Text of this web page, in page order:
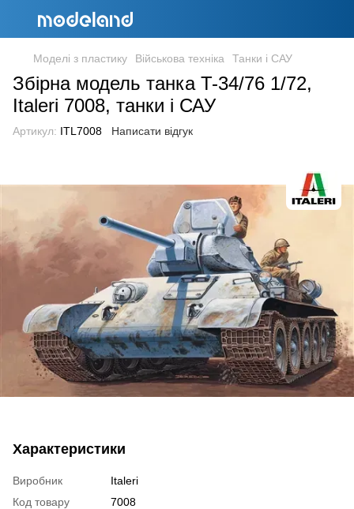
Моделі з пластику Військова техніка Танки і САУ
Збірна модель танка T-34/76 1/72,
Italeri 7008, танки і САУ
Артикул: ITL7008 Написати відгук
Характеристики
Виробник
Italeri
Код товару
7008